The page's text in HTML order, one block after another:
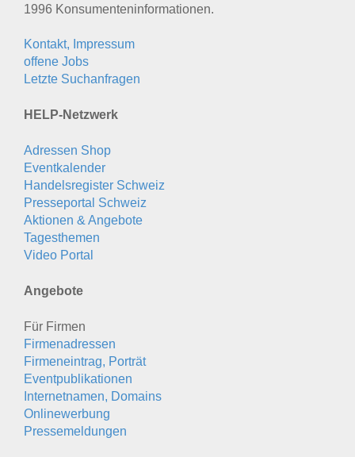
1996 Konsumenten­informationen.
Kontakt, Impressum
offene Jobs
Letzte Suchanfragen
HELP-Netzwerk
Adressen Shop
Eventkalender
Handelsregister Schweiz
Presseportal Schweiz
Aktionen & Angebote
Tagesthemen
Video Portal
Angebote
Für Firmen
Firmenadressen
Firmeneintrag, Porträt
Eventpublikationen
Internetnamen, Domains
Onlinewerbung
Pressemeldungen